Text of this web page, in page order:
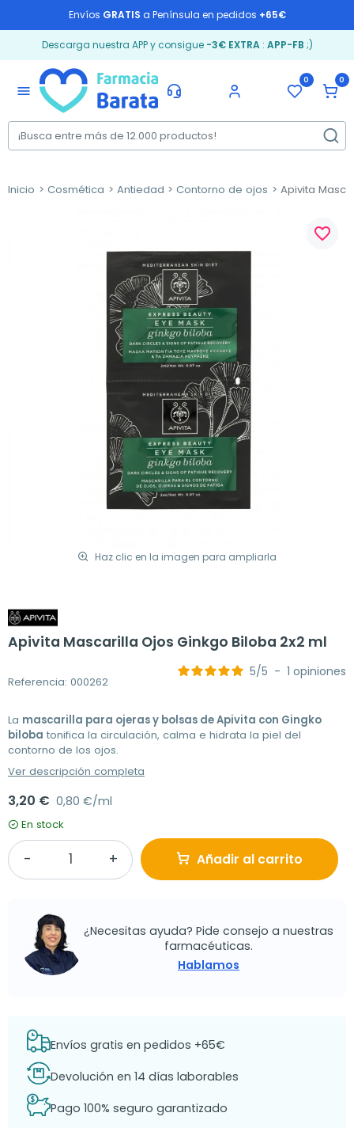
Envíos GRATIS a Península en pedidos +65€
Descarga nuestra APP y consigue -3€ EXTRA: APP-FB ;)
menu
0 0
Inicio Cosmética Antiedad Contorno de ojos Apivita
Haz clic en la imagen para ampliarla
favorite_border
Apivita Mascarilla Ojos Ginkgo Biloba 2x2 ml
Referencia: 000262
5/5 - 1 opiniones
La mascarilla para ojeras y bolsas de Apivita con Gingko
biloba tonifica la circulación, calma e hidrata la piel del
contorno de los ojos.
Ver descripción completa
3,20 € 0,80 €/ml
En stock
Añadir al carrito
¿Necesitas ayuda? Pide consejo a nuestras
farmacéuticas.
Hablamos
Envíos gratis en pedidos +65€
Devolución en 14 días laborables
Pago 100% seguro garantizado